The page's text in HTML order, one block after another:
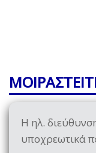
Η ηλ.
υποχρεωτικά